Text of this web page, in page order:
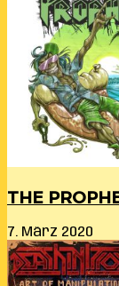
THE
7. März 2020